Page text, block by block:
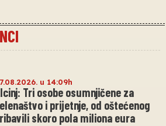
u 14:09h
Tri osobe osumnjičene za
i prijetnje, od oštećenog
skoro pola miliona eura